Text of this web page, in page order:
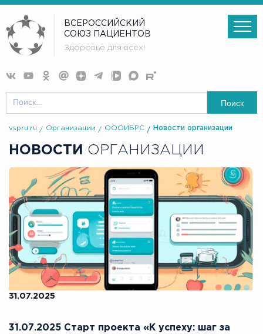
ВСЕРОССИЙСКИЙ
СОЮЗ ПАЦИЕНТОВ
Здоровье для всех!
Поиск
vspru.ru Организации ОООИБРС Новости организации
НОВОСТИ ОРГАНИЗАЦИИ
31.07.2025
31.07.2025 Старт проекта «К успеху: шаг за